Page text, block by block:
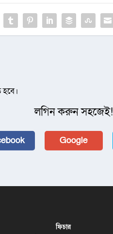
লগিন করুন সহজেই!
Google
ফিচার